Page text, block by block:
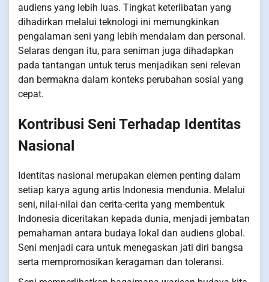
audiens yang lebih luas. Tingkat keterlibatan yang
dihadirkan melalui teknologi ini memungkinkan
pengalaman seni yang lebih mendalam dan personal.
Selaras dengan itu, para seniman juga dihadapkan
pada tantangan untuk terus menjadikan seni relevan
dan bermakna dalam konteks perubahan sosial yang
cepat.
Kontribusi Seni Terhadap Identitas
Nasional
Identitas nasional merupakan elemen penting dalam
setiap karya agung artis Indonesia mendunia. Melalui
seni, nilai-nilai dan cerita-cerita yang membentuk
Indonesia diceritakan kepada dunia, menjadi jembatan
pemahaman antara budaya lokal dan audiens global.
Seni menjadi cara untuk menegaskan jati diri bangsa
serta mempromosikan keragaman dan toleransi.